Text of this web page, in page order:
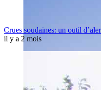
Crues soudaines: un outil
il y a 2 mois